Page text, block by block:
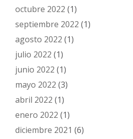
octubre 2022 (1)
septiembre 2022 (1)
agosto 2022 (1)
julio 2022 (1)
junio 2022 (1)
mayo 2022 (3)
abril 2022 (1)
enero 2022 (1)
diciembre 2021 (6)